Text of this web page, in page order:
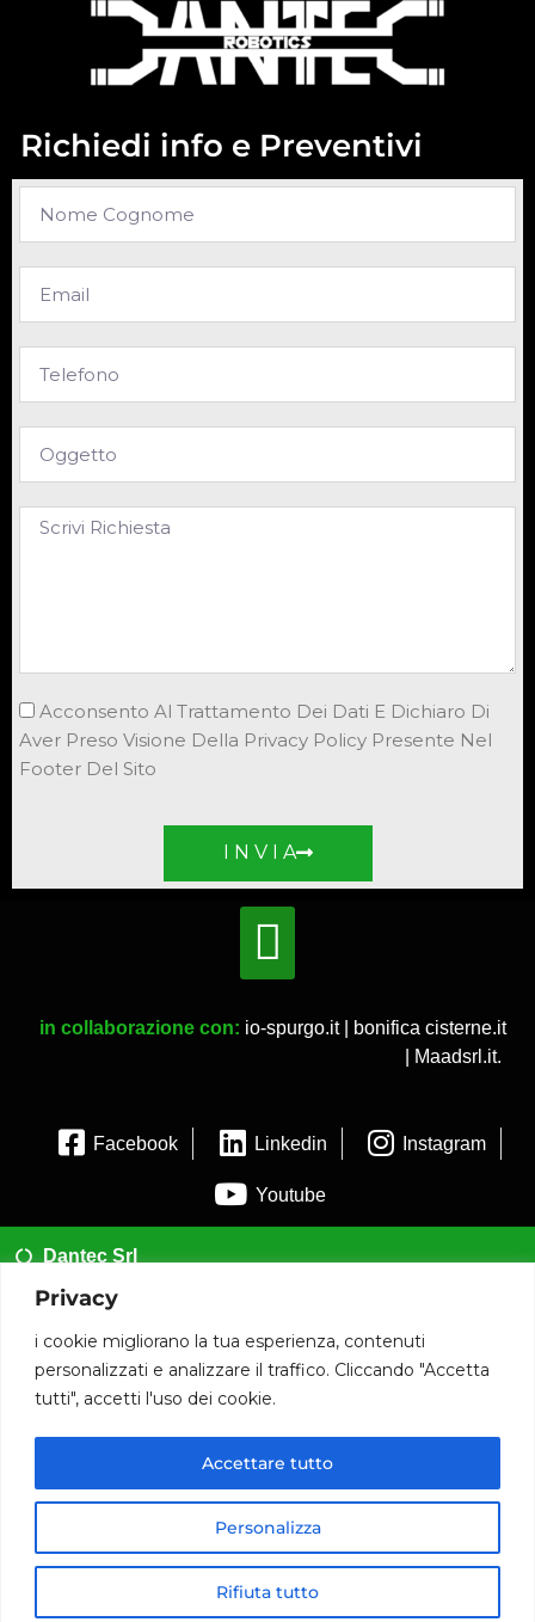
Privacy
i cookie migliorano la tua esperienza, contenuti
personalizzati e analizzare il traffico. Cliccando "Accetta
tutti", accetti l'uso dei cookie.
Personalizza
Rifiuta tutto
Accettare tutto
Richiedi info e Preventivi
Acconsento Al Trattamento Dei Dati E Dichiaro Di
Aver Preso Visione Della Privacy Policy Presente Nel
Footer Del Sito
I N V I A
in collaborazione con: io-spurgo.it|
bonifica cisterne.it
Maadsrl.it.
Facebook Linkedin Instagram
Youtube
Dantec Srl
02 35954173
info@dantec.it
Via San Francesco 20 20826 Misinto (MB)
© 2020 www.dantec.it .
Home Cerca Telefono Whatsapp Tutti Prodotti